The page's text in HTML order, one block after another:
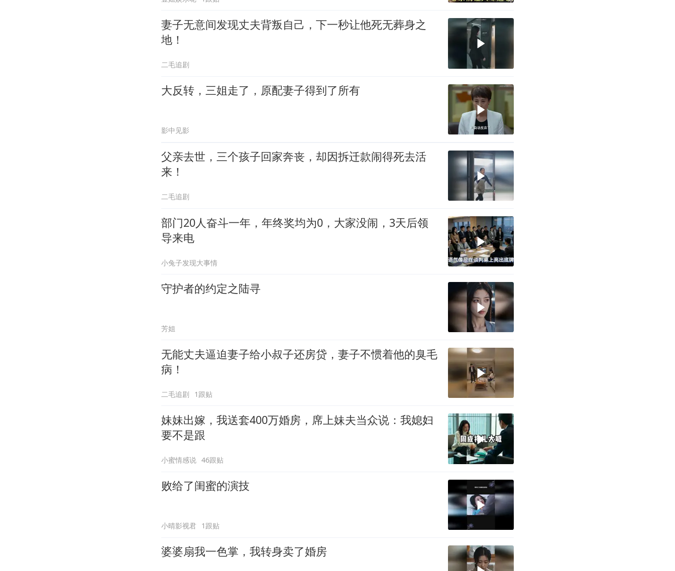
妻子无意间发现丈夫背叛自己，下一秒让他死无葬身之
地！
二毛追剧
大反转，三姐走了，原配妻子得到了所有
影中见影
父亲去世，三个孩子回家奔丧，却因拆迁款闹得死去活
来！
二毛追剧
部门20人奋斗一年，年终奖均为0，大家没闹，3天后领
导来电
小兔子发现大事情
守护者的约定之陆寻
芳姐
无能丈夫逼迫妻子给小叔子还房贷，妻子不惯着他的臭毛
病！
二毛追剧 1跟贴
妹妹出嫁，我送套400万婚房，席上妹夫当众说：我媳妇
要不是跟
小蜜情感说 46跟贴
败给了闺蜜的演技
小晴影视君 1跟贴
婆婆扇我一色掌，我转身卖了婚房